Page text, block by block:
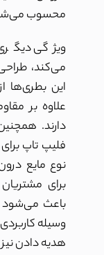
محسوب
ویژگی
می‌کند،
این بطری‌ها
علاوه بر
دارند.
فلیپ تاپ
نوع مایع
برای
باعث می‌شود
وسیله
هدیه دادن